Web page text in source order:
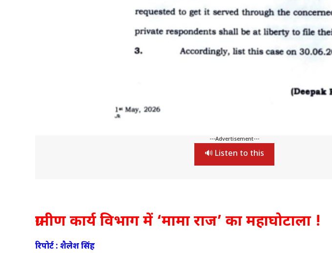
---Advertisement---
🔊 Listen to this
ग्रामीण कार्य विभाग में ‘मामा राज’ का महाघोटाला !
रिपोर्ट : शैलेश सिंह